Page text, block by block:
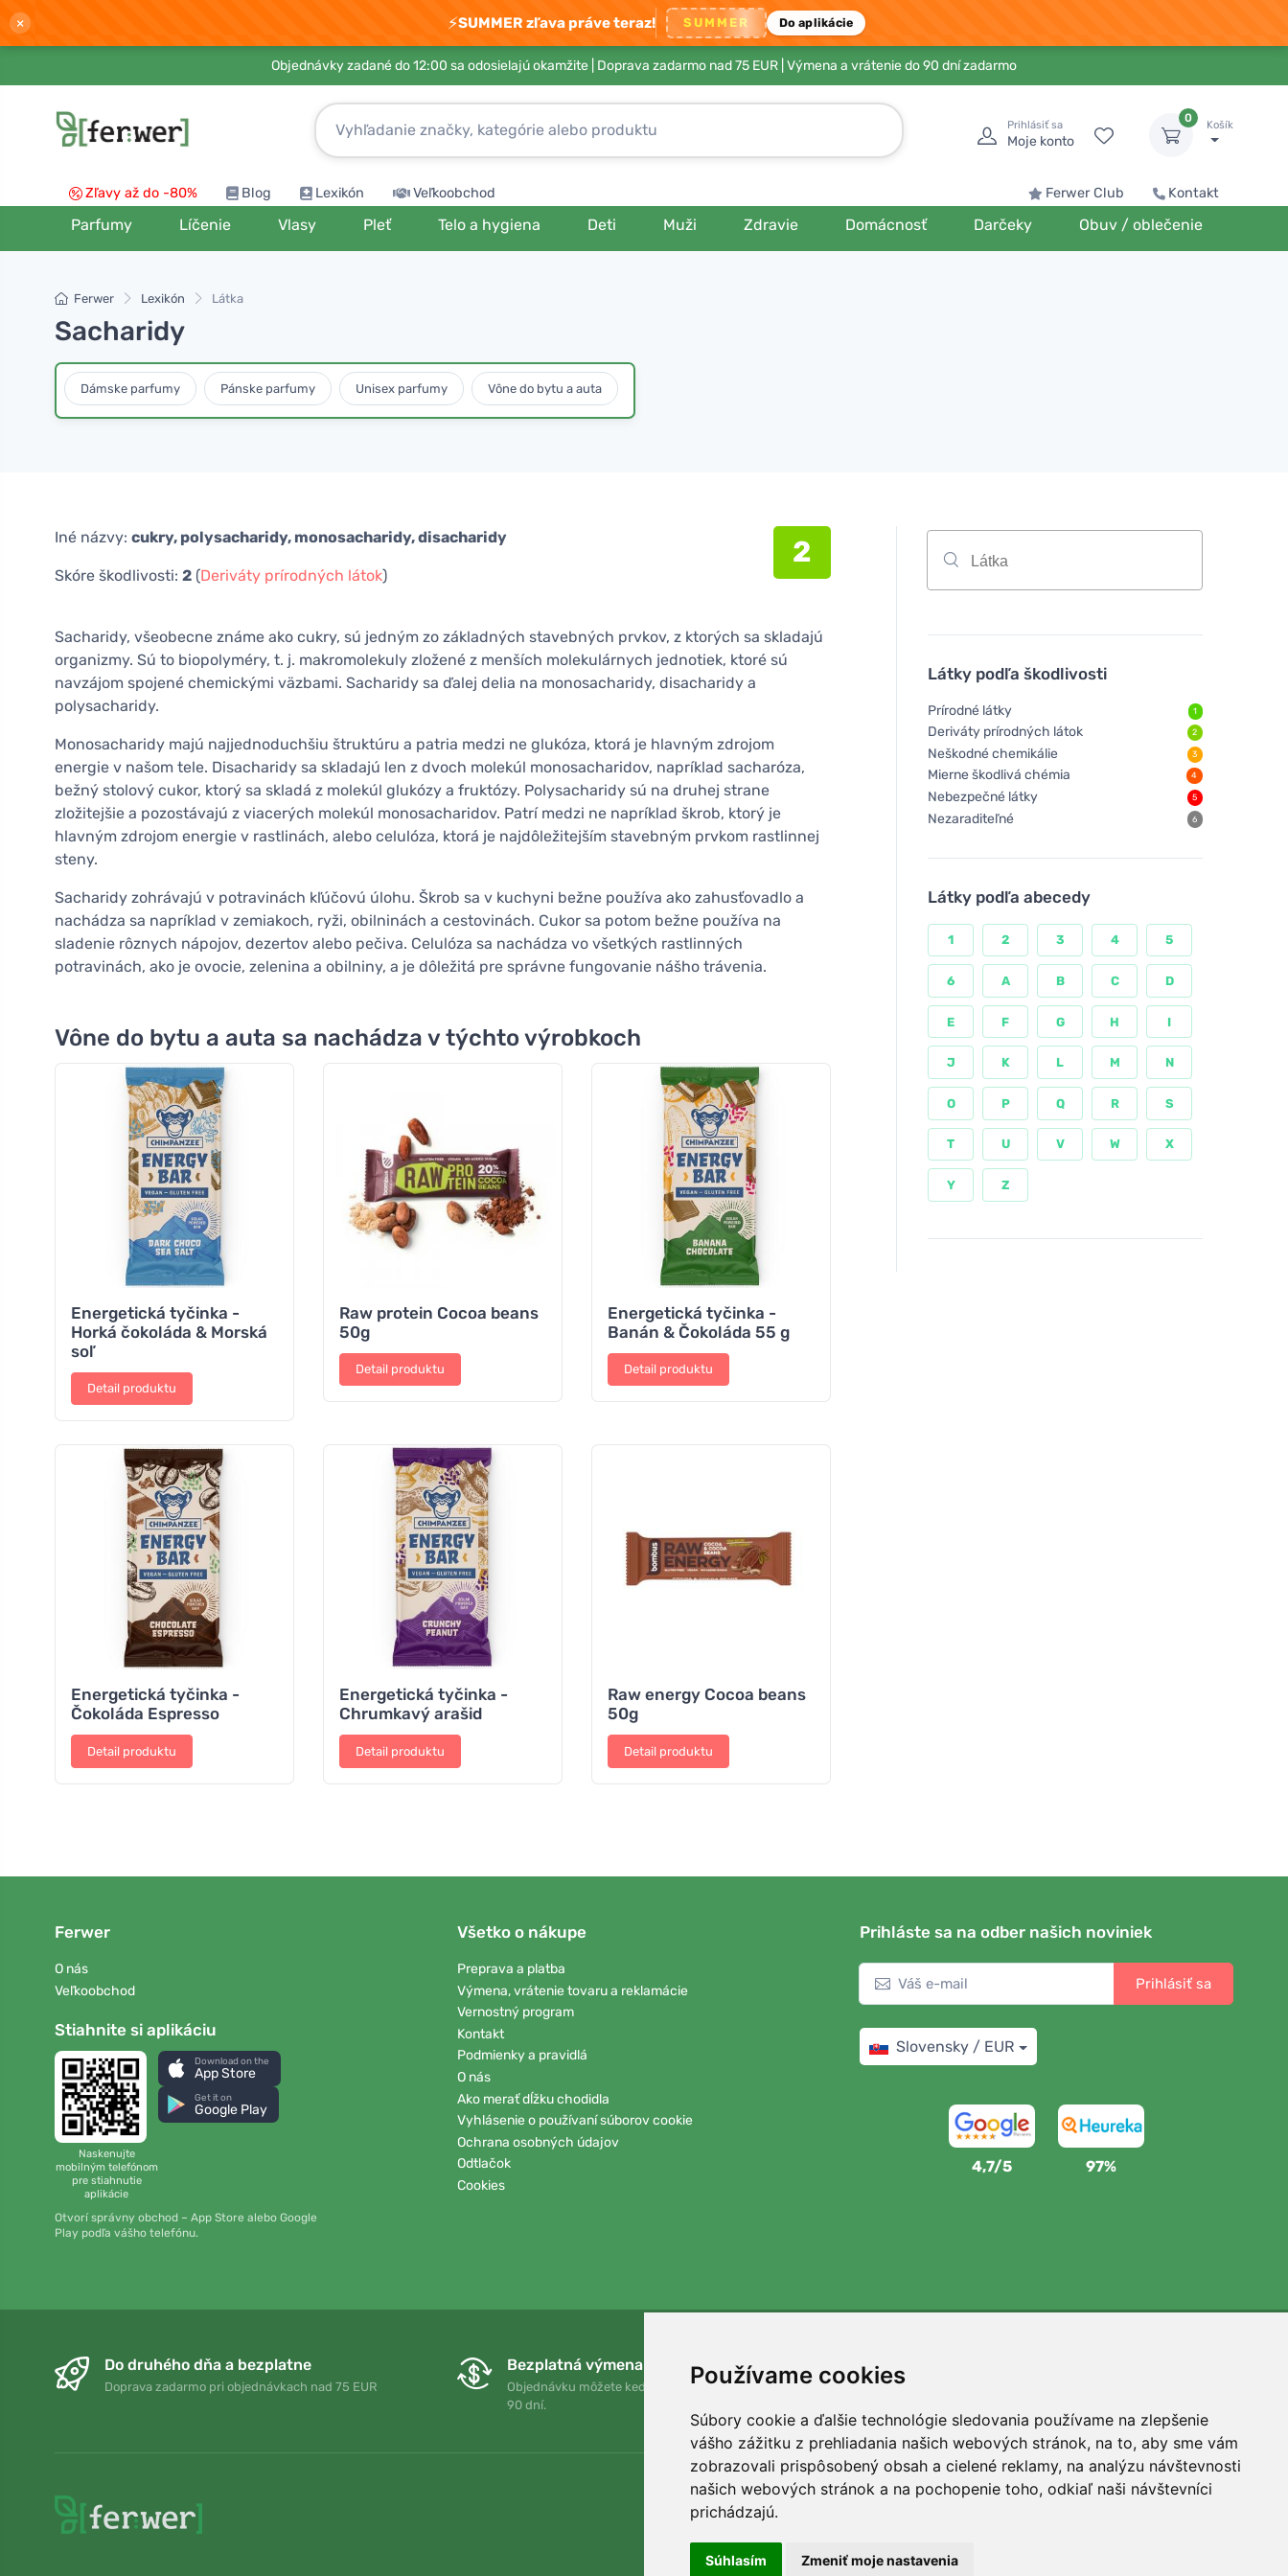
Používame cookies
Súbory cookie a ďalšie technológie sledovania používame na zlepšenie
vášho zážitku z prehliadania našich webových stránok, na to, aby sme vám
zobrazovali prispôsobený obsah a cielené reklamy, na analýzu návštevnosti
našich webových stránok a na pochopenie toho, odkiaľ naši návštevníci
prichádzajú.
Súhlasím Zmeniť moje nastavenia
× ⚡SUMMER zľava práve teraz! SUMMER Do aplikácie
Objednávky zadané do 12:00 sa odosielajú okamžite | Doprava zadarmo nad 75 EUR | Výmena a vrátenie do 90 dní zadarmo
Prihlásiť sa
Moje konto
0
Košík
Zľavy až do -80% Blog Lexikón Veľkoobchod Ferwer Club Kontakt
Parfumy Líčenie Vlasy Pleť Telo a hygiena Deti Muži Zdravie Domácnosť Darčeky Obuv / oblečenie
Ferwer Lexikón Látka
Sacharidy
Dámske parfumy Pánske parfumy Unisex parfumy Vône do bytu a auta
Iné názvy: cukry, polysacharidy, monosacharidy, disacharidy
Skóre škodlivosti: 2 (Deriváty prírodných látok)
2
Sacharidy, všeobecne známe ako cukry, sú jedným zo základných stavebných prvkov, z ktorých sa skladajú
organizmy. Sú to biopolyméry, t. j. makromolekuly zložené z menších molekulárnych jednotiek, ktoré sú
navzájom spojené chemickými väzbami. Sacharidy sa ďalej delia na monosacharidy, disacharidy a
polysacharidy.
Monosacharidy majú najjednoduchšiu štruktúru a patria medzi ne glukóza, ktorá je hlavným zdrojom
energie v našom tele. Disacharidy sa skladajú len z dvoch molekúl monosacharidov, napríklad sacharóza,
bežný stolový cukor, ktorý sa skladá z molekúl glukózy a fruktózy. Polysacharidy sú na druhej strane
zložitejšie a pozostávajú z viacerých molekúl monosacharidov. Patrí medzi ne napríklad škrob, ktorý je
hlavným zdrojom energie v rastlinách, alebo celulóza, ktorá je najdôležitejším stavebným prvkom rastlinnej
steny.
Sacharidy zohrávajú v potravinách kľúčovú úlohu. Škrob sa v kuchyni bežne používa ako zahusťovadlo a
nachádza sa napríklad v zemiakoch, ryži, obilninách a cestovinách. Cukor sa potom bežne používa na
sladenie rôznych nápojov, dezertov alebo pečiva. Celulóza sa nachádza vo všetkých rastlinných
potravinách, ako je ovocie, zelenina a obilniny, a je dôležitá pre správne fungovanie nášho trávenia.
Vône do bytu a auta sa nachádza v týchto výrobkoch
Energetická tyčinka -
Horká čokoláda & Morská
soľ
Detail produktu
Raw protein Cocoa beans
50g
Detail produktu
Energetická tyčinka -
Banán & Čokoláda 55 g
Detail produktu
Energetická tyčinka -
Čokoláda Espresso
Detail produktu
Energetická tyčinka -
Chrumkavý arašid
Detail produktu
Raw energy Cocoa beans
50g
Detail produktu
Látky podľa škodlivosti
Prírodné látky 1
Deriváty prírodných látok 2
Neškodné chemikálie 3
Mierne škodlivá chémia 4
Nebezpečné látky 5
Nezaraditeľné 6
Látky podľa abecedy
1 2 3 4 5
6 A B C D
E F G H I
J K L M N
O P Q R S
T U V W X
Y Z
Ferwer
O nás
Veľkoobchod
Stiahnite si aplikáciu
Naskenujte
mobilným telefónom
pre stiahnutie
aplikácie
Download on the
App Store
Get it on
Google Play
Otvorí správny obchod – App Store alebo Google
Play podľa vášho telefónu.
Všetko o nákupe
Preprava a platba
Výmena, vrátenie tovaru a reklamácie
Vernostný program
Kontakt
Podmienky a pravidlá
O nás
Ako merať dĺžku chodidla
Vyhlásenie o používaní súborov cookie
Ochrana osobných údajov
Odtlačok
Cookies
Prihláste sa na odber našich noviniek
Prihlásiť sa
Slovensky / EUR
4,7/5 97%
Do druhého dňa a bezplatne
Doprava zadarmo pri objednávkach nad 75 EUR
Bezplatná výmena a vrátenie tovaru
Objednávku môžete kedykoľvek vrátiť alebo vymeniť do
90 dní.